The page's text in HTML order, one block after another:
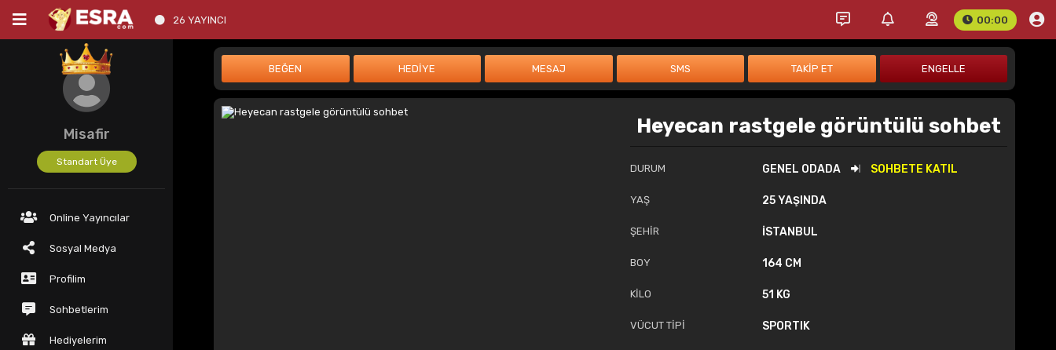
26 YAYINCI 00:00
Misafir
Standart Üye
Online Yayıncılar
Sosyal Medya
Profilim
Sohbetlerim
Hediyelerim
Heyecan rastgele görüntülü sohbet
DURUM GENEL ODADA SOHBETE KATIL
YAŞ 25 YAŞINDA
ŞEHİR İSTANBUL
BOY 164 CM
KİLO 51 KG
VÜCUT TİPİ SPORTIK